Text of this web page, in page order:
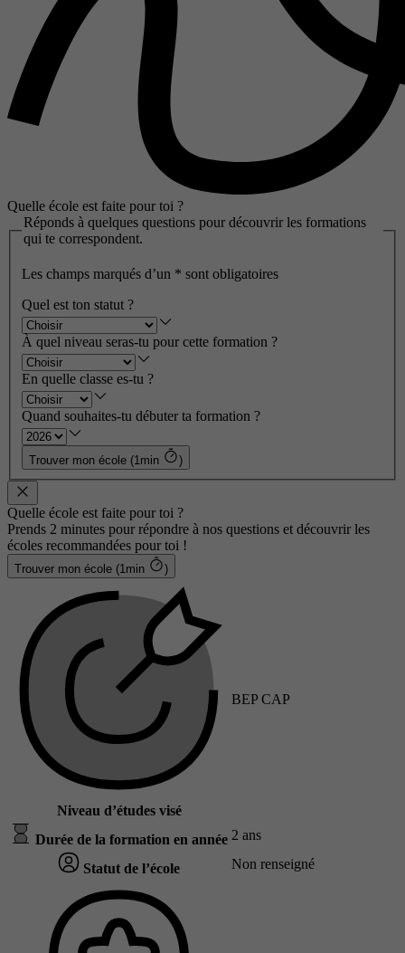
Quelle école est faite pour toi ?
Réponds à quelques questions pour découvrir les formations
qui te correspondent.
Les champs marqués d’un * sont obligatoires
Quel est ton statut ?
À quel niveau seras-tu pour cette formation ?
En quelle classe es-tu ?
Quand souhaites-tu débuter ta formation ?
Trouver mon école (1min )
Quelle école est faite pour toi ?
Prends 2 minutes pour répondre à nos questions et découvrir les
écoles recommandées pour toi !
Trouver mon école (1min )
Niveau d’études visé
BEP CAP
Durée de la formation en année 2 ans
Statut de l’école Non renseigné